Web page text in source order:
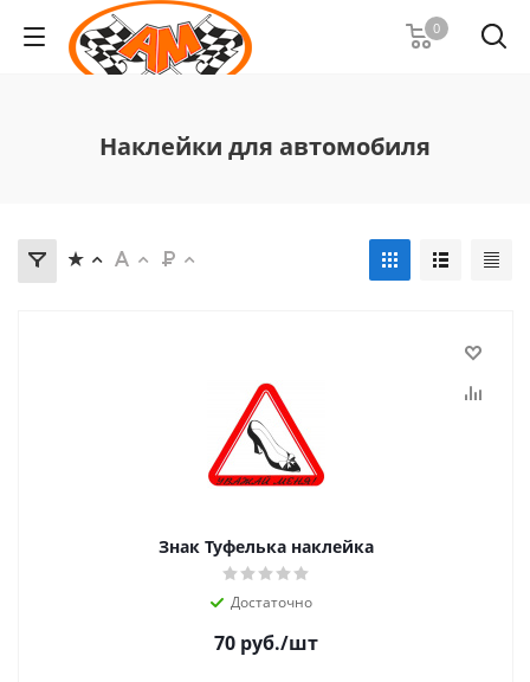
0
Наклейки для автомобиля
Знак Туфелька наклейка
Достаточно
70 руб./шт